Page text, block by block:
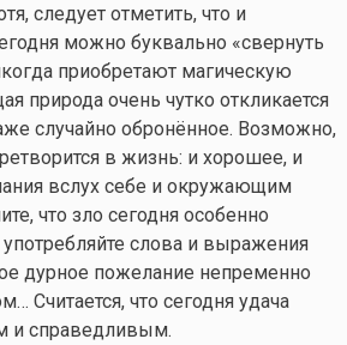
следует отметить, что и
можно буквально «свернуть
приобретают магическую
природа очень чутко откликается
случайно обронённое. Возможно,
в жизнь: и хорошее, и
вслух себе и окружающим
что зло сегодня особенно
слова и выражения
дурное пожелание непременно
Считается, что сегодня удача
и справедливым.